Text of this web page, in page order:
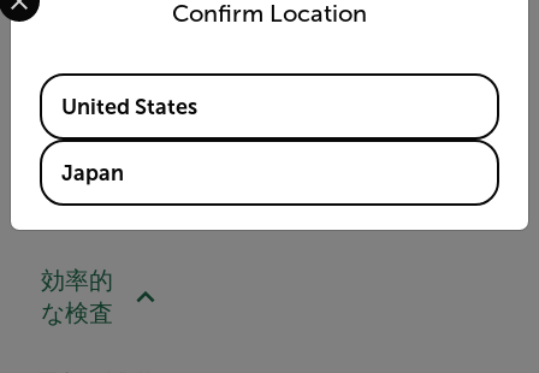
STUDIOトレー
ニング
効率的
な検査
Confirm Location
Available Locations
United States
Japan